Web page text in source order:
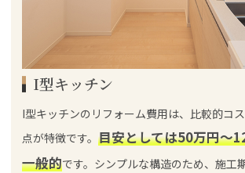
I型キッチン
I型キッチンのリフォーム費用は、比較的コ
点が特徴です。 目安としては50万円～
一般的です。シンプルな構造のため、施工